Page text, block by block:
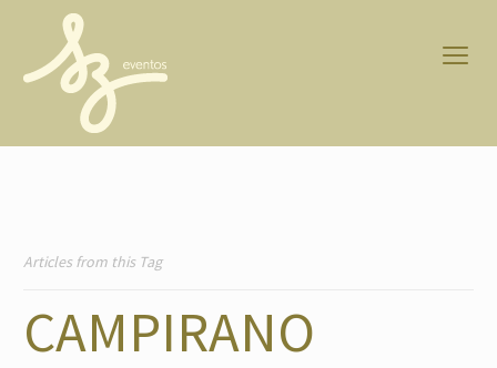
Articles from this Tag
CAMPIRANO